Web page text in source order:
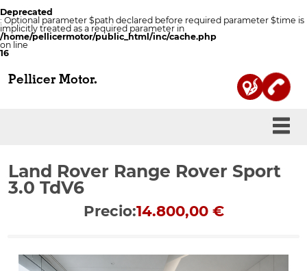
Deprecated
: Optional parameter $path declared before required parameter $time is
implicitly treated as a required parameter in
/home/pellicermotor/public_html/inc/cache.php
on line
16
Pellicer Motor.
Land Rover Range Rover Sport
3.0 TdV6
Precio:14.800,00 €